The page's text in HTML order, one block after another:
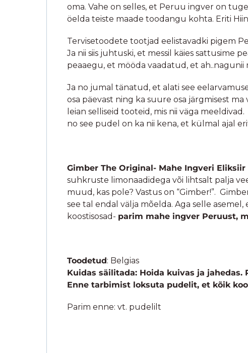
oma. Vahe on selles, et Peruu ingver on
öelda teiste maade toodangu kohta. Eriti
Tervisetoodete tootjad eelistavadki pigem
Ja nii siis juhtuski, et messil käies sattusime
peaaegu, et mööda vaadatud, et ah..nagunii
Ja no jumal tänatud, et alati see
osa päevast ning ka suure osa järgmisest
leian selliseid tooteid, mis nii väga
no see pudel on ka nii kena, et külmal ajal
Gimber The Original- Mahe Ingveri Eliksiir
suhkruste limonaadidega või lihtsalt palja
muud, kas pole? Vastus on “Gimber!”.
see tal endal välja mõelda. Aga selle
koostisosad- parim mahe ingver Peruust,
Toodetud: Belgias
Kuidas säilitada: Hoida kuivas ja
Enne tarbimist loksuta pudelit, et kõik
Parim enne: vt. pudelilt